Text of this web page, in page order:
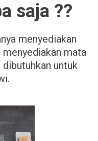
saja ??
menyediakan
mata
dibutuhkan untuk